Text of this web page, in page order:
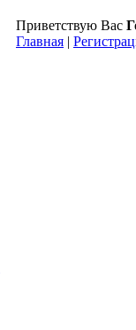
Приветствую Вас
Главная |